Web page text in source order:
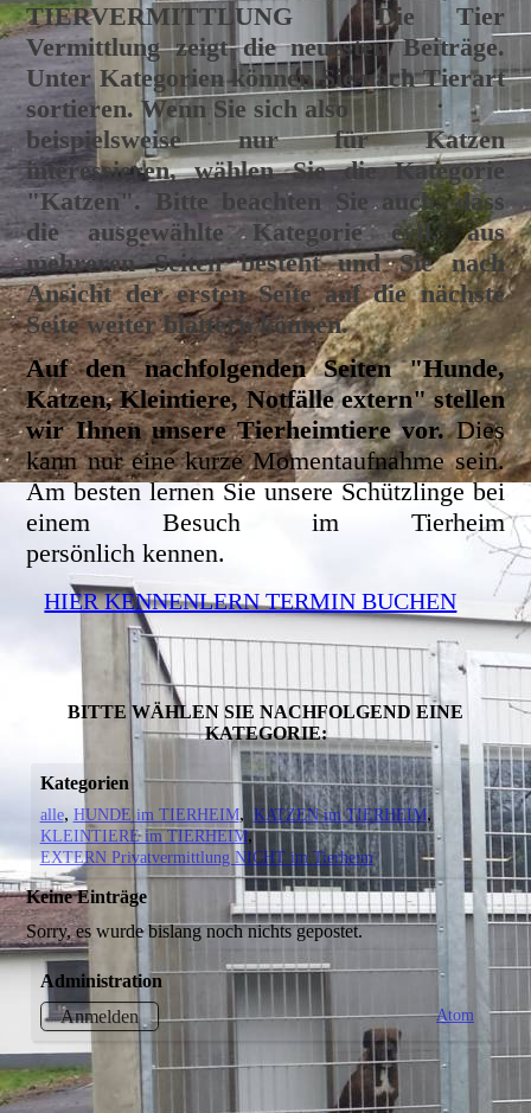
TIERVERMITTLUNGDie Tier
Vermittlung zeigt die neuesten Beiträge.
Unter Kategorien können Sie nach Tierart
sortieren. Wenn Sie sich also
beispielsweise nur für Katzen
interessieren, wählen Sie die Kategorie
"Katzen". Bitte beachten Sie auch, dass
die ausgewählte Kategorie evtl. aus
mehreren Seiten besteht und Sie nach
Ansicht der ersten Seite auf die nächste
Seite weiter blättern können.
Auf den nachfolgenden Seiten "Hunde,
Katzen, Kleintiere, Notfälle extern" stellen
wir Ihnen unsere Tierheimtiere vor.Dies
kann nur eine kurze Momentaufnahme sein.
Am besten lernen Sie unsere Schützlinge bei
einem Besuch im Tierheim
persönlich kennen.
HIER KENNENLERN TERMIN BUCHEN
BITTE WÄHLEN SIE NACHFOLGEND EINE
KATEGORIE:
Kategorien
alle HUNDE im TIERHEIM
KATZEN im TIERHEIM
KLEINTIERE im TIERHEIM
EXTERN Privatvermittlung NICHT im Tierheim
Keine Einträge
Sorry, es wurde bislang noch nichts gepostet.
Administration
Anmelden
Atom